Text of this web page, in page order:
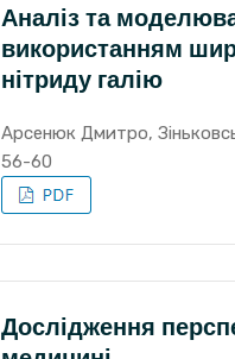
Аналіз та
використанням
нітриду галію
Арсенюк Дмитро,
56-60
Дослідження